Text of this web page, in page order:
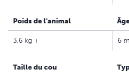
collier
Dressez 2 chiens avec 1
collier récepteur Add-A-Dog
série de 100 mètres
Poids de l'animal
3,6 kg + 6
Taille du cou